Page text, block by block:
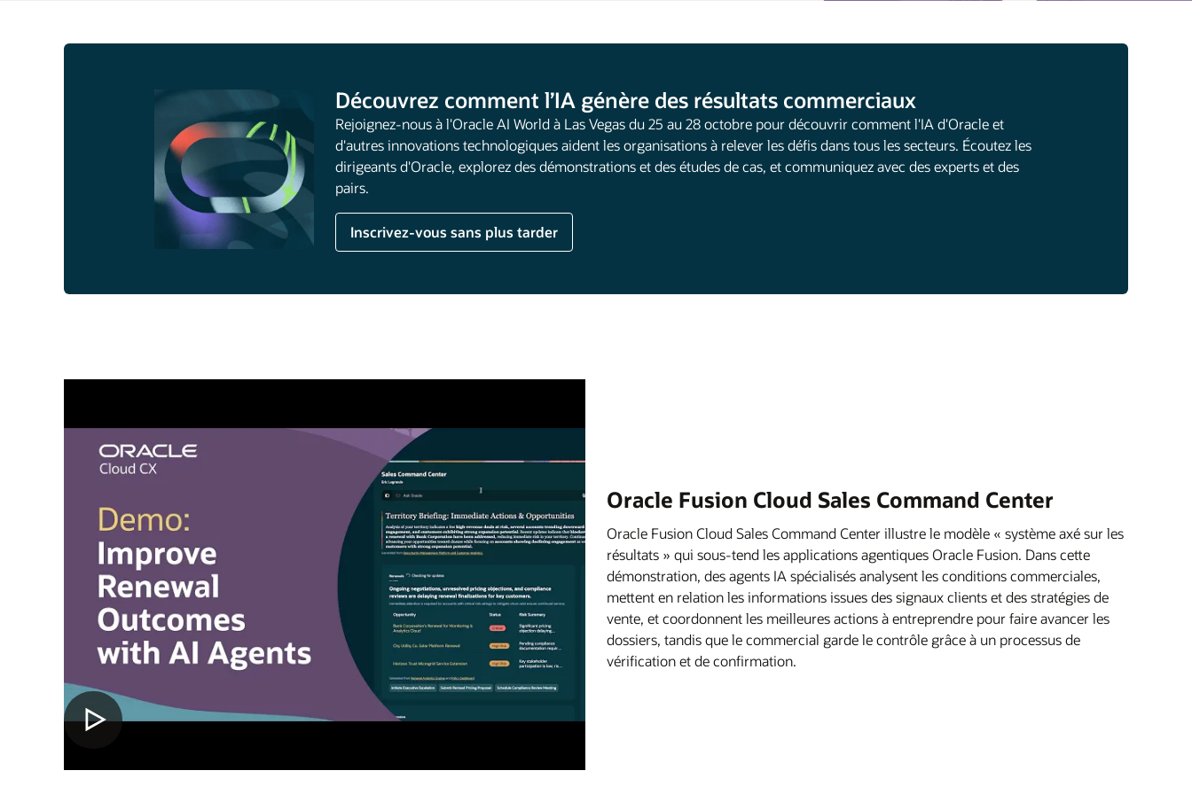
Découvrez comment l’IA génère des résultats commerciaux
Rejoignez-nous à l'Oracle AI World à Las Vegas du 25 au 28 octobre pour découvrir comment l'IA d'Oracle et
d'autres innovations technologiques aident les organisations à relever les défis dans tous les secteurs. Écoutez les
dirigeants d'Oracle, explorez des démonstrations et des études de cas, et communiquez avec des experts et des
pairs.
Inscrivez-vous sans plus tarder
Oracle Fusion Cloud Sales Command Center
Oracle Fusion Cloud Sales Command Center illustre le modèle « système axé sur les
résultats » qui sous-tend les applications agentiques Oracle Fusion. Dans cette
démonstration, des agents IA spécialisés analysent les conditions commerciales,
mettent en relation les informations issues des signaux clients et des stratégies de
vente, et coordonnent les meilleures actions à entreprendre pour faire avancer les
dossiers, tandis que le commercial garde le contrôle grâce à un processus de
vérification et de confirmation.